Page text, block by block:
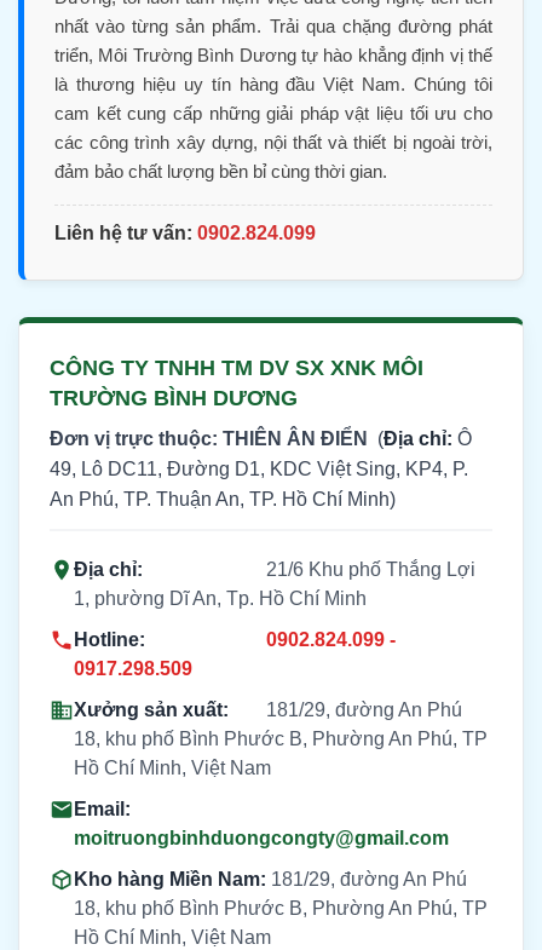
nhất vào từng sản phẩm. Trải qua chặng đường phát
triển, Môi Trường Bình Dương tự hào khẳng định vị thế
là thương hiệu uy tín hàng đầu Việt Nam. Chúng tôi
cam kết cung cấp những giải pháp vật liệu tối ưu cho
các công trình xây dựng, nội thất và thiết bị ngoài trời,
đảm bảo chất lượng bền bỉ cùng thời gian.
Liên hệ tư vấn: 0902.824.099
CÔNG TY TNHH TM DV SX XNK MÔI
TRƯỜNG BÌNH DƯƠNG
Đơn vị trực thuộc: THIÊN ÂN ĐIỂN (Địa chỉ: Ô
49, Lô DC11, Đường D1, KDC Việt Sing, KP4, P.
An Phú, TP. Thuận An, TP. Hồ Chí Minh)
Địa chỉ:
21/6 Khu phố Thắng Lợi
1, phường Dĩ An, Tp. Hồ Chí Minh
Hotline:
0902.824.099 -
0917.298.509
Xưởng sản xuất:
181/29, đường An Phú
18, khu phố Bình Phước B, Phường An Phú, TP
Hồ Chí Minh, Việt Nam
Email:
moitruongbinhduongcongty@gmail.com
Kho hàng Miền Nam: 181/29, đường An Phú
18, khu phố Bình Phước B, Phường An Phú, TP
Hồ Chí Minh, Việt Nam